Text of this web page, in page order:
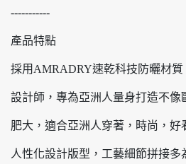
-----------
產品特點
採用AMRADRY速乾科技防曬材質
設計師，專為亞洲人量身打造不像
肥大，適合亞洲人穿著，時尚，好
人性化設計版型，工藝細節拼接